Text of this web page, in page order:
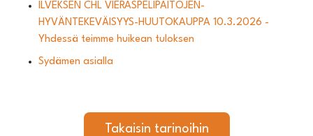
ILVEKSEN CHL VIERASPELIPAITOJEN-
HYVÄNTEKEVÄISYYS-HUUTOKAUPPA 10.3.2026 -
Yhdessä teimme huikean tuloksen
Sydämen asialla
Takaisin tarinoihin